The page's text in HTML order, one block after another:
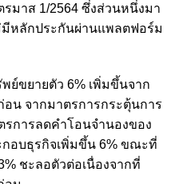
รมาส 1/2564 ซึ่งส่วนหนึ่งมา
หลักประกันผ่านแพลตฟอร์ม
ย์ขยายตัว 6% เพิ่มขึ้นจาก
อน จากมาตรการกระตุ้นการ
การลดคําโอนจำนองของ
กอบธุรกิจเพิ่มขึ้น 6% ขณะที่
ชะลอตัวต่อเนื่องจากที่